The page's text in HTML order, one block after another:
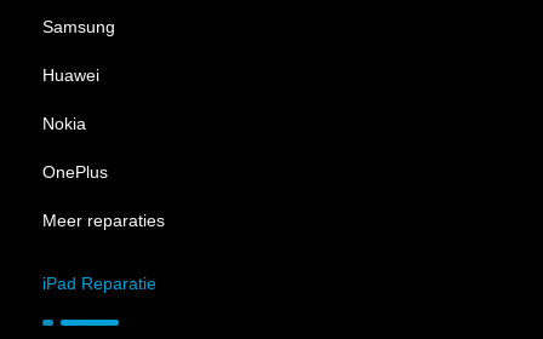
Samsung
Huawei
Nokia
OnePlus
Meer reparaties
iPad Reparatie